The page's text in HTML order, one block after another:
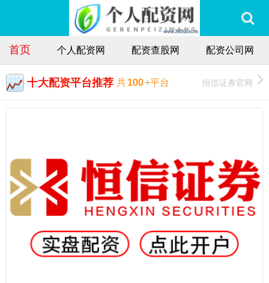
首页 个人配资网 配资查股网 配资公司网
十大配资平台推荐 共100+平台 恒信证券官网